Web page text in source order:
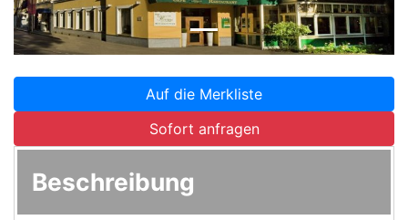
Auf die Merkliste
Sofort anfragen
Beschreibung